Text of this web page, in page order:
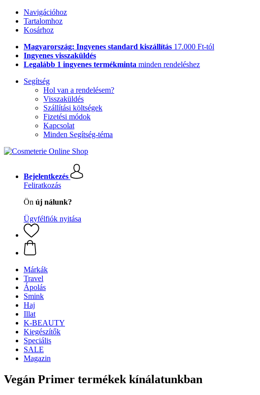
Navigációhoz
Tartalomhoz
Kosárhoz
Magyarország: Ingyenes standard kiszállítás 17.000 Ft-tól
Ingyenes visszaküldés
Legalább 1 ingyenes termékminta minden rendeléshez
Segítség
Hol van a rendelésem?
Visszaküldés
Szállítási költségek
Fizetési módok
Kapcsolat
Minden Segítség-téma
Bejelentkezés
Feliratkozás
Ön új nálunk?
Ügyfélfiók nyitása
Márkák
Travel
Ápolás
Smink
Haj
Illat
K-BEAUTY
Kiegészítők
Speciális
SALE
Magazin
Vegán Primer termékek kínálatunkban